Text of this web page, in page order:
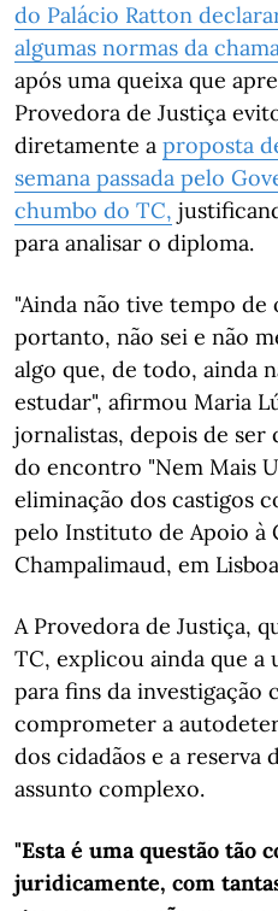
do Palácio Ratton
algumas normas da
após uma queixa que
Provedora de Justiça
diretamente a proposta
semana passada pelo
chumbo do TC,
para analisar o diploma.
"Ainda não tive tempo de
portanto, não sei e não
algo que, de todo, ainda
estudar", afirmou Maria
jornalistas, depois de ser
do encontro "Nem Mais
eliminação dos castigos
pelo Instituto de Apoio à
Champalimaud, em
A Provedora de Justiça,
TC, explicou ainda que a
para fins da investigação
comprometer a
dos cidadãos e a reserva
assunto complexo.
"Esta é uma questão tão
juridicamente, com